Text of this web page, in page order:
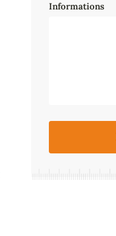
Informations